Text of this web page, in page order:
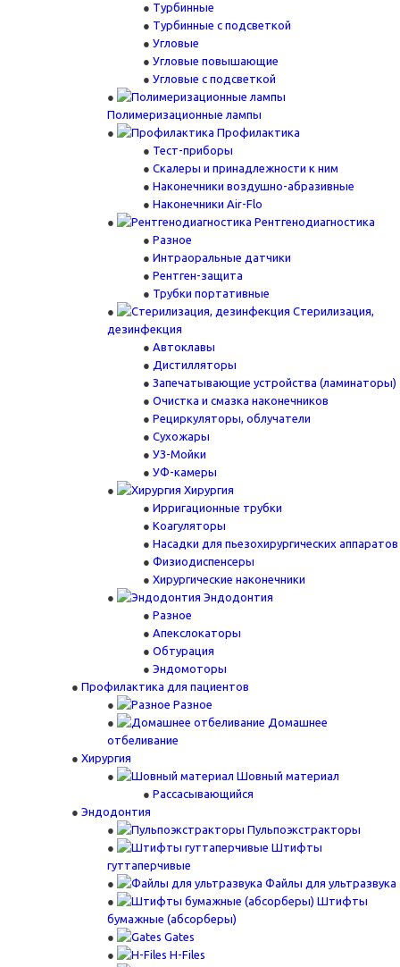
Турбинные
Турбинные с подсветкой
Угловые
Угловые повышающие
Угловые с подсветкой
Полимеризационные лампы
Профилактика
Тест-приборы
Скалеры и принадлежности к ним
Наконечники воздушно-абразивные
Наконечники Air-Flo
Рентгенодиагностика
Разное
Интраоральные датчики
Рентген-защита
Трубки портативные
Стерилизация,
дезинфекция
Автоклавы
Дистилляторы
Запечатывающие устройства (ламинаторы)
Очистка и смазка наконечников
Рециркуляторы, облучатели
Сухожары
УЗ-Мойки
УФ-камеры
Хирургия
Ирригационные трубки
Коагуляторы
Насадки для пьезохирургических аппаратов
Физиодиспенсеры
Хирургические наконечники
Эндодонтия
Разное
Апекслокаторы
Обтурация
Эндомоторы
Профилактика для пациентов
Разное
Домашнее
отбеливание
Хирургия
Шовный материал
Рассасывающийся
Эндодонтия
Пульпоэкстракторы
Штифты
гуттаперчивые
Файлы для ультразвука
Штифты
бумажные (абсорберы)
Gates
H-Files